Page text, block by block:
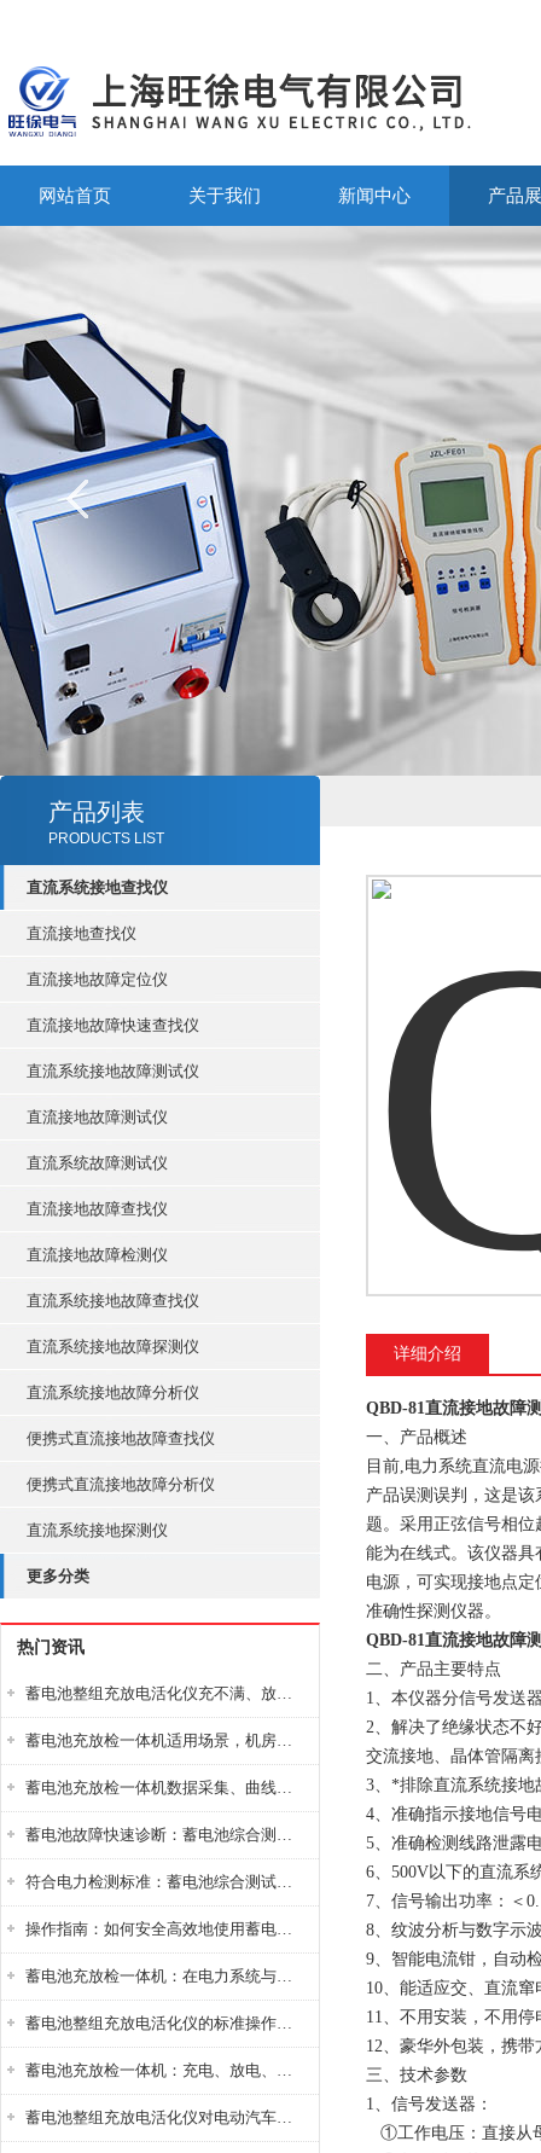
网站首页 关于我们 新闻中心 产品
产品列表
PRODUCTS LIST
直流系统接地查找仪
直流接地查找仪
直流接地故障定位仪
直流接地故障快速查找仪
直流系统接地故障测试仪
直流接地故障测试仪
直流系统故障测试仪
直流接地故障查找仪
直流接地故障检测仪
直流系统接地故障查找仪
直流系统接地故障探测仪
直流系统接地故障分析仪
便携式直流接地故障查找仪
便携式直流接地故障分析仪
直流系统接地探测仪
更多分类
热门资讯
蓄电池整组充放电活化仪充不满、放不完怎么办？
蓄电池充放检一体机适用场景，机房基站变电站铅酸蓄电池维护检测应用
蓄电池充放检一体机数据采集、曲线分析与电池健康状态智能评估功能详解
蓄电池故障快速诊断：蓄电池综合测试仪判断落后电池的方法与标准
符合电力检测标准：蓄电池综合测试仪测试规范与精度校准方法详解
操作指南：如何安全高效地使用蓄电池智能活化仪？
蓄电池充放检一体机：在电力系统与储能设备中的创新应用，确保蓄电池性能与可靠性
蓄电池整组充放电活化仪的标准操作流程：从接线设置到充放电参数设定的安全规范
蓄电池充放检一体机：充电、放电、检测三功能集成设备
蓄电池整组充放电活化仪对电动汽车电池有帮助吗？
详细介绍
QBD-81直流接地故障
一、产品概述
目前,电力系统直流电
产品误测误判，这是
题。采用正弦信号相
能为在线式。该仪器
电源，可实现接地点
准确性探测仪器。
QBD-81直流接地故障
二、产品主要特点
1、本仪器分信号发送
2、解决了绝缘状态不
交流接地、晶体管隔离
3、*排除直流系统接
4、准确指示接地信号
5、准确检测线路泄露
6、500V以下的直流系
7、信号输出功率：＜
8、纹波分析与数字示
9、智能电流钳，自动
10、能适应交、直流
11、不用安装，不用
12、豪华外包装，携带
三、技术参数
1、信号发送器：
①工作电压：直接从